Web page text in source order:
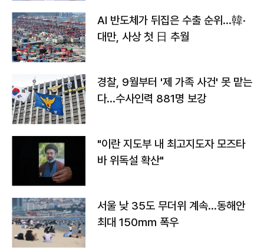
AI 반도체가 뒤집은 수출 순위…韓·
대만, 사상 첫 日 추월
경찰, 9월부터 '제 가족 사건' 못 맡는
다…수사인력 881명 보강
"이란 지도부 내 최고지도자 모즈타
바 위독설 확산"
서울 낮 35도 무더위 계속…동해안
최대 150㎜ 폭우